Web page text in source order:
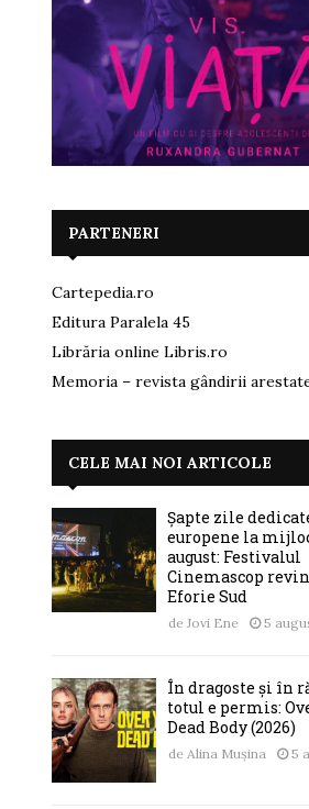
PARTENERI
Cartepedia.ro
Editura Paralela 45
Librăria online Libris.ro
Memoria – revista gândirii
CELE MAI NOI ARTICOLE
Șapte zile
europene la
august: Festivalul
Cinemascop
Eforie Sud
de Jovi Ene 5
În dragoste și în
totul e permis:
Dead Body (2026)
de Alina Mușina 5